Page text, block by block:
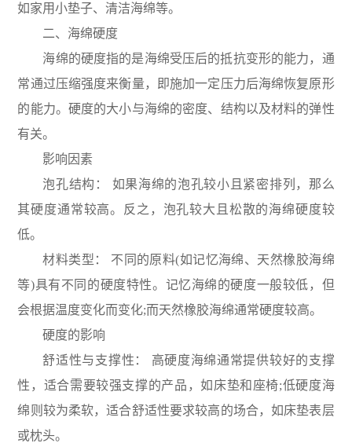
如家用小垫子、清洁海绵等。
二、海绵硬度
海绵的硬度指的是海绵受压后的抵抗变形的能力，通
常通过压缩强度来衡量，即施加一定压力后海绵恢复原形
的能力。硬度的大小与海绵的密度、结构以及材料的弹性
有关。
影响因素
泡孔结构： 如果海绵的泡孔较小且紧密排列，那么
其硬度通常较高。反之，泡孔较大且松散的海绵硬度较
低。
材料类型： 不同的原料(如记忆海绵、天然橡胶海绵
等)具有不同的硬度特性。记忆海绵的硬度一般较低，但
会根据温度变化而变化;而天然橡胶海绵通常硬度较高。
硬度的影响
舒适性与支撑性： 高硬度海绵通常提供较好的支撑
性，适合需要较强支撑的产品，如床垫和座椅;低硬度海
绵则较为柔软，适合舒适性要求较高的场合，如床垫表层
或枕头。